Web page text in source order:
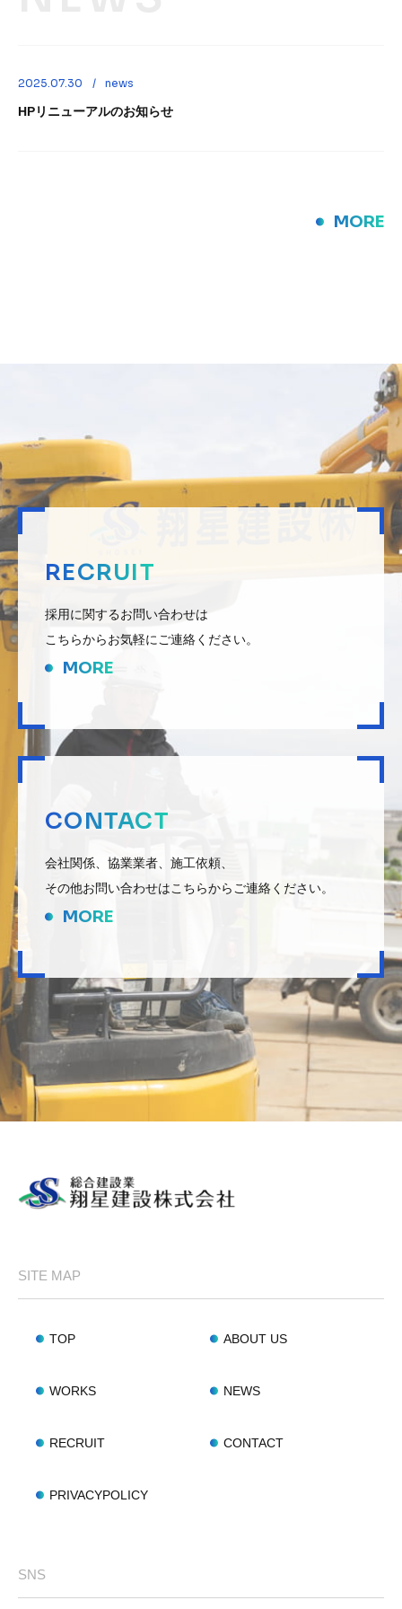
2025.07.30 news
HPリニューアルのお知らせ
MORE
RECRUIT
採用に関するお問い合わせは
こちらからお気軽にご連絡ください。
MORE
CONTACT
会社関係、協業業者、施工依頼、
その他お問い合わせはこちらからご連絡ください。
MORE
SITE MAP
TOP ABOUT US
WORKS NEWS
RECRUIT CONTACT
PRIVACYPOLICY
SNS